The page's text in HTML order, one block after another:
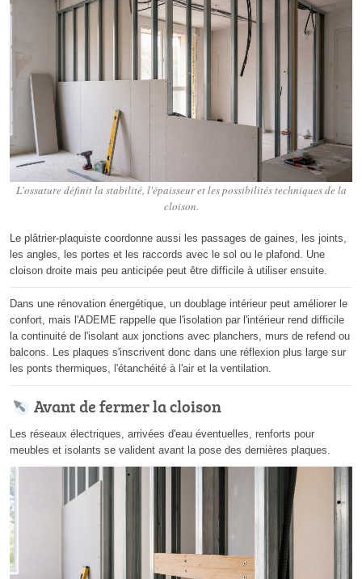
L'ossature définit la stabilité, l'épaisseur et les possibilités techniques de la
cloison.
Le plâtrier-plaquiste coordonne aussi les passages de gaines, les joints,
les angles, les portes et les raccords avec le sol ou le plafond. Une
cloison droite mais peu anticipée peut être difficile à utiliser ensuite.
Dans une rénovation énergétique, un doublage intérieur peut améliorer le
confort, mais l'ADEME rappelle que l'isolation par l'intérieur rend difficile
la continuité de l'isolant aux jonctions avec planchers, murs de refend ou
balcons. Les plaques s'inscrivent donc dans une réflexion plus large sur
les ponts thermiques, l'étanchéité à l'air et la ventilation.
Avant de fermer la cloison
Les réseaux électriques, arrivées d'eau éventuelles, renforts pour
meubles et isolants se valident avant la pose des dernières plaques.